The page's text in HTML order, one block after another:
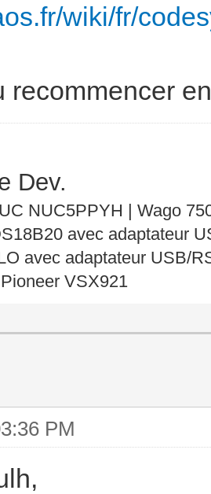
wiki/fr/
recommencer
Dev.
NUC5PPYH | Wago
avec adaptateur
avec adaptateur USB/
VSX921
PM